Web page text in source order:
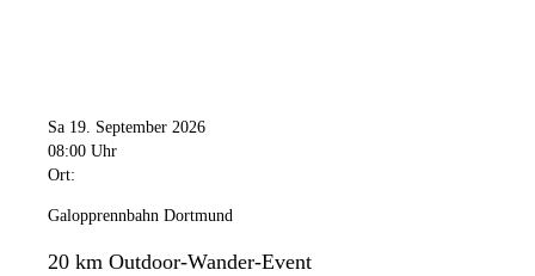
Sa 19. September 2026
08:00 Uhr
Ort:
Galopprennbahn Dortmund
20 km Outdoor-Wander-Event